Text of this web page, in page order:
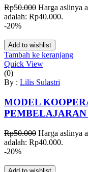
Rp50.000 Harga aslinya
adalah: Rp40.000.
-20%
Add to wishlist
Tambah ke keranjang
Quick View
(0)
By : Lilis Sulastri
MODEL
Rp50.000 Harga aslinya
adalah: Rp40.000.
-20%